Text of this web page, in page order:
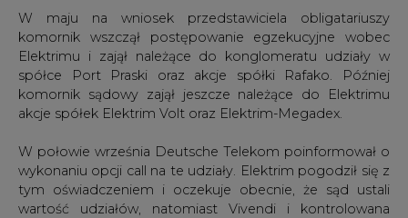
W maju na wniosek przedstawiciela obligatariuszy
komornik wszczął postępowanie egzekucyjne wobec
Elektrimu i zajął należące do konglomeratu udziały w
spółce Port Praski oraz akcje spółki Rafako. Później
komornik sądowy zajął jeszcze należące do Elektrimu
akcje spółek Elektrim Volt oraz Elektrim-Megadex.
W połowie września Deutsche Telekom poinformował o
wykonaniu opcji call na te udziały. Elektrim pogodził się z
tym oświadczeniem i oczekuje obecnie, że sąd ustali
wartość udziałów, natomiast Vivendi i kontrolowana